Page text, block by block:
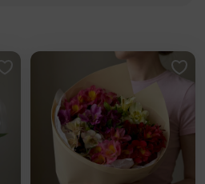
Добавить в избранное